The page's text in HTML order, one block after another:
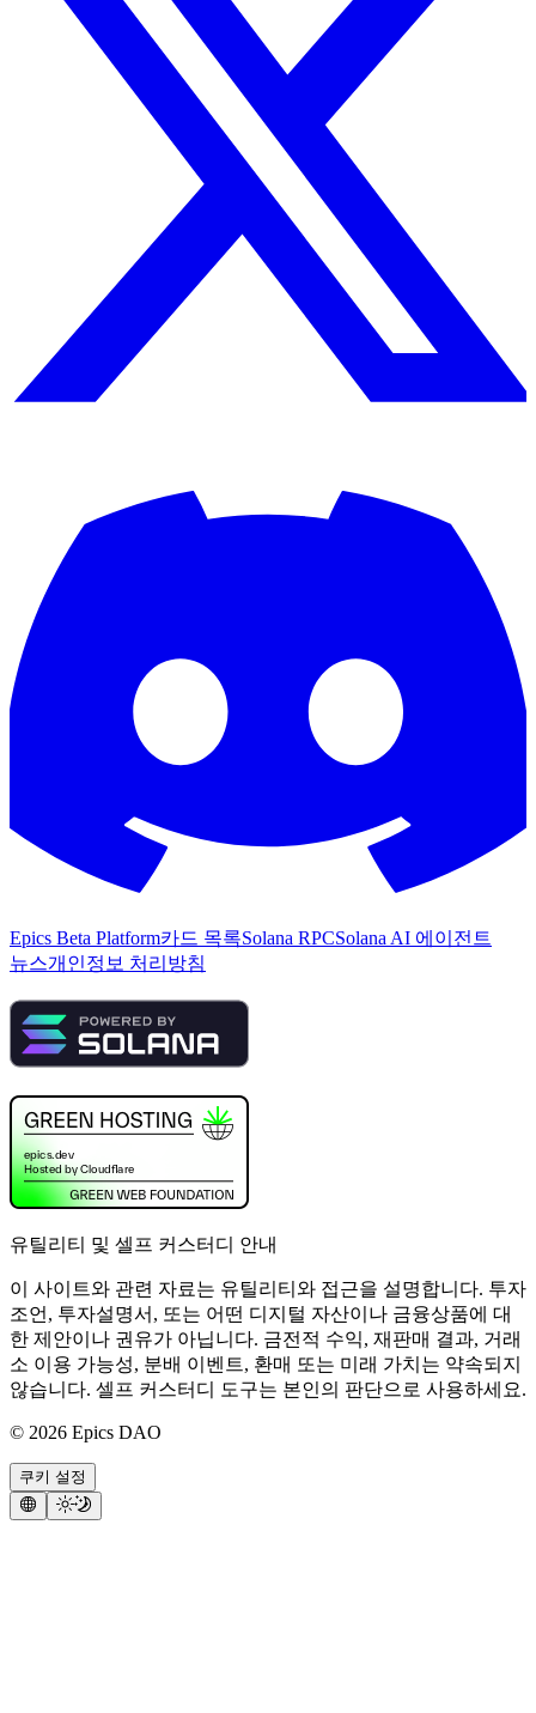
Epics Beta Platform카드 목록Solana RPCSolana AI 에이전트
뉴스개인정보 처리방침
유틸리티 및 셀프 커스터디 안내
이 사이트와 관련 자료는 유틸리티와 접근을 설명합니다. 투자
조언, 투자설명서, 또는 어떤 디지털 자산이나 금융상품에 대
한 제안이나 권유가 아닙니다. 금전적 수익, 재판매 결과, 거래
소 이용 가능성, 분배 이벤트, 환매 또는 미래 가치는 약속되지
않습니다. 셀프 커스터디 도구는 본인의 판단으로 사용하세요.
© 2026 Epics DAO
쿠키 설정